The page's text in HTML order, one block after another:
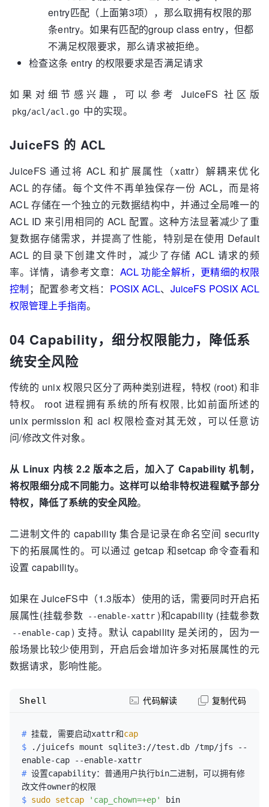
entry匹配（上面第3项），那么取拥有权限的那
条entry。如果有匹配的group class entry，但都
不满足权限要求，那么请求被拒绝。
检查这条 entry 的权限要求是否满足请求
如果对细节感兴趣，可以参考 JuiceFS 社区版
pkg/acl/acl.go 中的实现。
JuiceFS 的 ACL
JuiceFS 通过将 ACL 和扩展属性（xattr）解耦来优化
ACL 的存储。每个文件不再单独保存一份 ACL，而是将
ACL 存储在一个独立的元数据结构中，并通过全局唯一的
ACL ID 来引用相同的 ACL 配置。这种方法显著减少了重
复数据存储需求，并提高了性能，特别是在使用 Default
ACL 的目录下创建文件时，减少了存储 ACL 请求的频
率。详情，请参考文章：ACL 功能全解析，更精细的权限
控制 ；配置参考文档： POSIX ACL、JuiceFS POSIX ACL
权限管理上手指南。
04 Capability，细分权限能力，降低系
统安全风险
传统的 unix 权限只区分了两种类别进程，特权 (root) 和非
特权。 root 进程拥有系统的所有权限, 比如前面所述的
unix permission 和 acl 权限检查对其无效，可以任意访
问/修改文件对象。
从 Linux 内核 2.2 版本之后，加入了 Capability 机制，
将权限细分成不同能力。这样可以给非特权进程赋予部分
特权，降低了系统的安全风险。
二进制文件的 capability 集合是记录在命名空间 security
下的拓展属性的。可以通过 getcap 和setcap 命令查看和
设置 capability。
如果在 JuiceFS中（1.3版本）使用的话，需要同时开启拓
展属性(挂载参数
--enable-xattr )和capability (挂载参数
--enable-cap ) 支持。默认 capability 是关闭的，因为一
般场景比较少使用到，开启后会增加许多对拓展属性的元
数据请求，影响性能。
# 挂载, 需要启动xattr和cap
$
./juicefs mount sqlite3://test.db /tmp/jfs --
enable-cap --enable-xattr
# 设置capability：普通用户执行bin二进制，可以拥有修
改文件owner的权限
$ sudo setcap 'cap_chown=+ep' bin
Shell 代码解读 复制代码